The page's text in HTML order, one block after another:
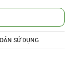
SỬ DỤNG